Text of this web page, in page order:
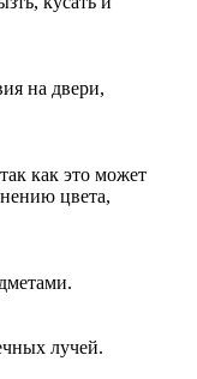
на двери,
как это может
цвета,
лучей.